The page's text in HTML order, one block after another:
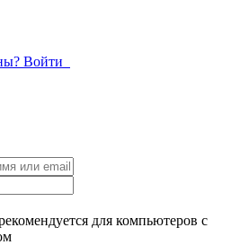
Войти
для компьютеров с